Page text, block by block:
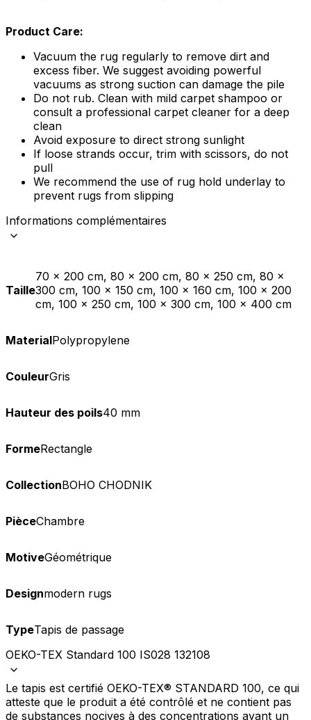
Product Care:
Vacuum the rug regularly to remove dirt and
excess fiber. We suggest avoiding powerful
vacuums as strong suction can damage the pile
Do not rub. Clean with mild carpet shampoo or
consult a professional carpet cleaner for a deep
clean
Avoid exposure to direct strong sunlight
If loose strands occur, trim with scissors, do not
pull
We recommend the use of rug hold underlay to
prevent rugs from slipping
Informations complémentaires
Taille
70 x 200 cm, 80 x 200 cm, 80 x 250 cm, 80 x
300 cm, 100 x 150 cm, 100 x 160 cm, 100 x 200
cm, 100 x 250 cm, 100 x 300 cm, 100 x 400 cm
MaterialPolypropylene
CouleurGris
Hauteur des poils40 mm
FormeRectangle
CollectionBOHO CHODNIK
PièceChambre
MotiveGéométrique
Designmodern rugs
TypeTapis de passage
OEKO-TEX Standard 100 IS028 132108
Le tapis est certifié OEKO-TEX® STANDARD 100, ce qui
atteste que le produit a été contrôlé et ne contient pas
de substances nocives à des concentrations ayant un